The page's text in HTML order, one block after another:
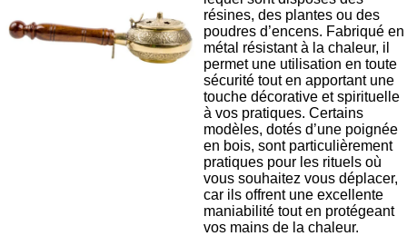
résines, des plantes ou des
poudres d’encens. Fabriqué en
métal résistant à la chaleur, il
permet une utilisation en toute
sécurité tout en apportant une
touche décorative et spirituelle
à vos pratiques. Certains
modèles, dotés d’une poignée
en bois, sont particulièrement
pratiques pour les rituels où
vous souhaitez vous déplacer,
car ils offrent une excellente
maniabilité tout en protégeant
vos mains de la chaleur.